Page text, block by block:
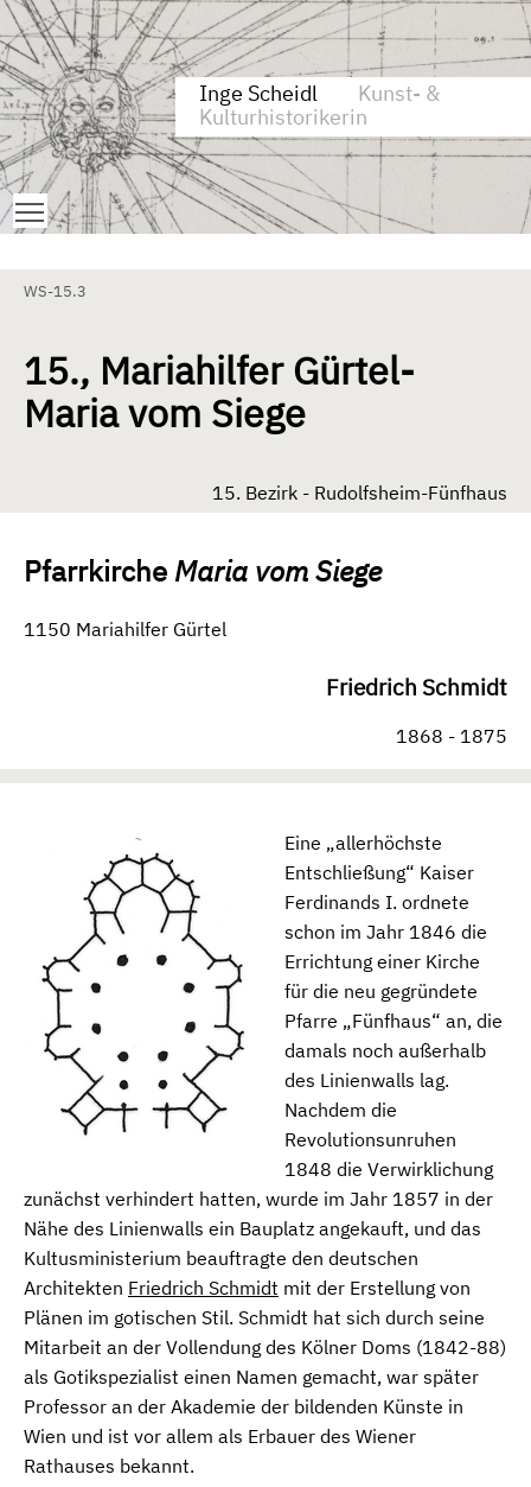
Zum Inhalt springen
Aktuelle Seite: 15., Mariahilfer Gürtel-Maria vom Siege
Inge Scheidl
Kunst- &
Kulturhistorikerin
Toggle main menu visibility
WS-15.3
15., Mariahilfer Gürtel-
Maria vom Siege
15. Bezirk - Rudolfsheim-Fünfhaus
Pfarrkirche Maria vom Siege
1150 Mariahilfer Gürtel
Friedrich Schmidt
1868 - 1875
Eine „allerhöchste
Entschließung“ Kaiser
Ferdinands I. ordnete
schon im Jahr 1846 die
Errichtung einer Kirche
für die neu gegründete
Pfarre „Fünfhaus“ an, die
damals noch außerhalb
des Linienwalls lag.
Nachdem die
Revolutionsunruhen
1848 die Verwirklichung
zunächst verhindert hatten, wurde im Jahr 1857 in der
Nähe des Linienwalls ein Bauplatz angekauft, und das
Kultusministerium beauftragte den deutschen
Architekten Friedrich Schmidt mit der Erstellung von
Plänen im gotischen Stil. Schmidt hat sich durch seine
Mitarbeit an der Vollendung des Kölner Doms (1842-88)
als Gotikspezialist einen Namen gemacht, war später
Professor an der Akademie der bildenden Künste in
Wien und ist vor allem als Erbauer des Wiener
Rathauses bekannt.